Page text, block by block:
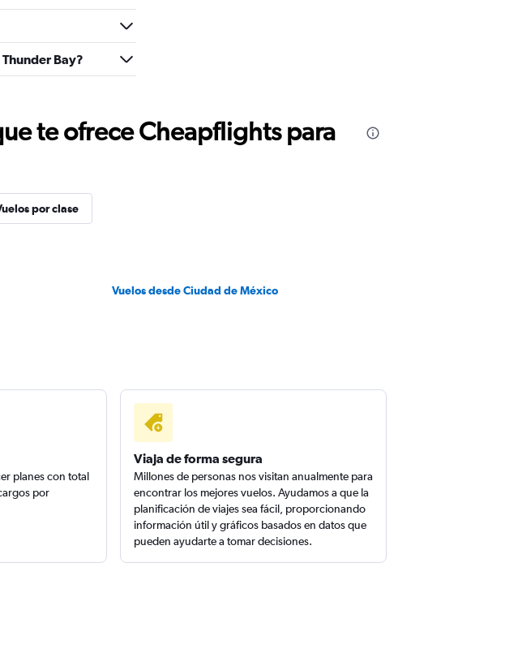
Bay?
te ofrece Cheapflights para
por clase
Vuelos desde Ciudad de México
planes con total
por
Viaja de forma segura
Millones de personas nos visitan anualmente para
encontrar los mejores vuelos. Ayudamos a que la
planificación de viajes sea fácil, proporcionando
información útil y gráficos basados en datos que
pueden ayudarte a tomar decisiones.